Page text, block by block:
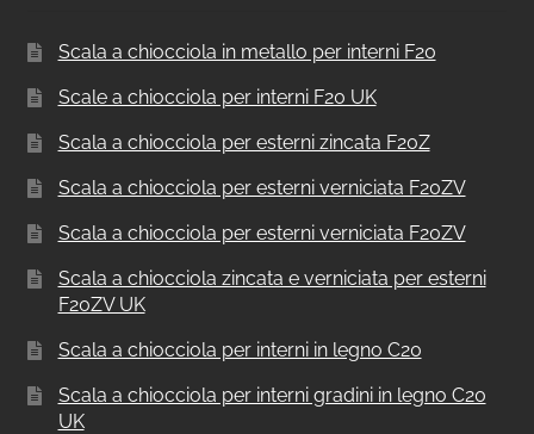
Scala a chiocciola in metallo per interni F20
Scale a chiocciola per interni F20 UK
Scala a chiocciola per esterni zincata F20Z
Scala a chiocciola per esterni verniciata F20ZV
Scala a chiocciola per esterni verniciata F20ZV
Scala a chiocciola zincata e verniciata per esterni
F20ZV UK
Scala a chiocciola per interni in legno C20
Scala a chiocciola per interni gradini in legno C20
UK